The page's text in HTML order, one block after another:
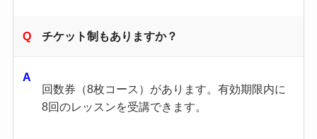
チケット制もありますか？
回数券（8枚コース）があります。​有効期限内に
8回のレッスンを受講できます。 ​